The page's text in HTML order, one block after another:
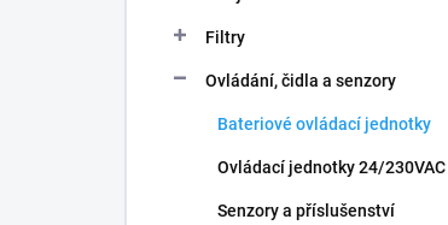
Filtry
Ovládání, čidla a senzory
Bateriové ovládací jednotky
Ovládací jednotky 24/230VAC
Senzory a příslušenství